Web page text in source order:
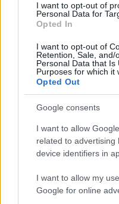
I want to opt-out of
Personal Data for
Opted In
I want to opt-out of
Retention, Sale, and/
Personal Data that Is
Purposes for which it
Opted Out
Google consents
I want to allow
related to advertising
device identifiers in
I want to allow my
Google for online
Πιο
Κωνσταντίνος
Νίκα κάνουν
με τα δύο παιδιά
Η Άννα Βίσση
πρότεινε
Θρήνος για τον
πατέρας του,
Ελίζαμπεθ
πήγαν στον Άγιο
πάρουν την ευχή